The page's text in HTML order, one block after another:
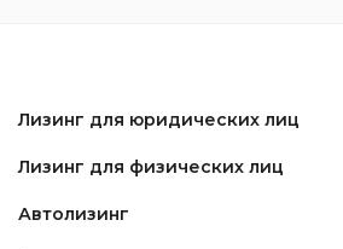
Лизинг для юридических лиц
Лизинг для физических лиц
Автолизинг